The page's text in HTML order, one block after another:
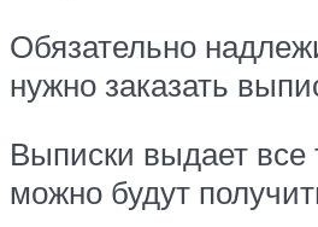
Обязательно
нужно заказать
Выписки выдает все
можно будут